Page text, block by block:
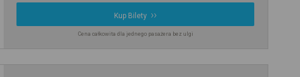
Kup Bilety
Cena całkowita dla jednego pasażera bez ulgi